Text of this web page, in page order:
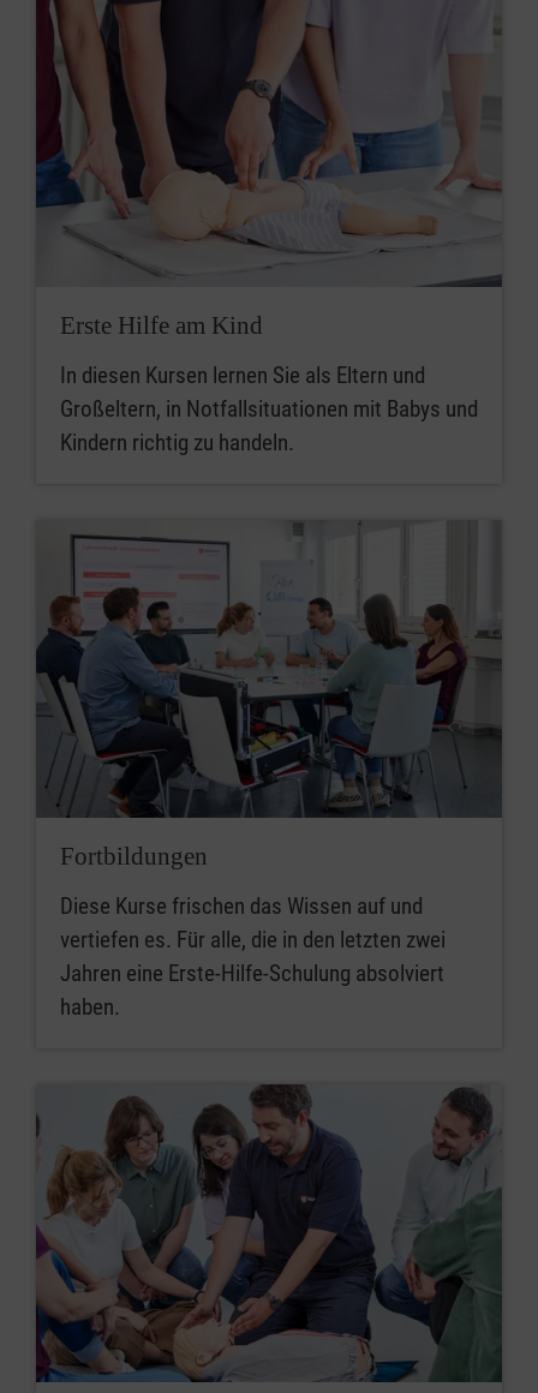
Erste Hilfe am Kind
In diesen Kursen lernen Sie als Eltern und
Großeltern, in Notfallsituationen mit Babys und
Kindern richtig zu handeln.
Fortbildungen
Diese Kurse frischen das Wissen auf und
vertiefen es. Für alle, die in den letzten zwei
Jahren eine Erste-Hilfe-Schulung absolviert
haben.